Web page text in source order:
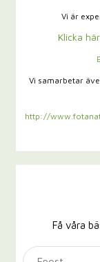
Vi är
Klicka
Vi samarbetar
http://
Få våra